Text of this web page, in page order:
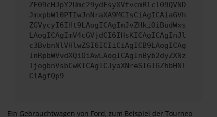
ZF09cHJpY2Umc29ydFsyXVtvcmRlcl09QVND
JmxpbWl0PTIwJnNraXA9MCIsCiAgICAiaGVh
ZGVycyI6IHt9LAogICAgImJvZHkiOiBudWxs
LAogICAgImV4cGVjdCI6IHsKICAgICAgInJl
c3BvbnNlVHlwZSI6ICIiCiAgICB9LAogICAg
InRpbWVvdXQiOiAwLAogICAgInByb2dyZXNz
IjogbnVsbCwKICAgICJyaXNreSI6IGZhbHNl
CiAgfQp9
Ein Gebrauchtwagen von Ford, zum Beispiel der Tourneo